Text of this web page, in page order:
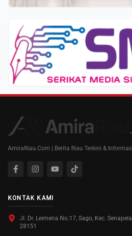
AmiraRiau.Com | Berita Riau Terkini &
KONTAK KAMI
Jl. Dr. Leimena No.17, Sago, Kec.
28151